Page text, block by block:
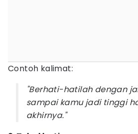
Contoh kalimat:
"Berhati-hatilah dengan
sampai kamu jadi tinggi
akhirnya."